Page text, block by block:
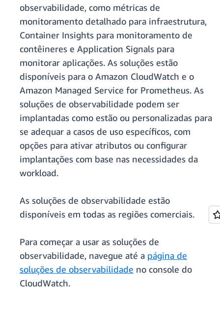
observabilidade, como métricas de
monitoramento detalhado para infraestrutura,
Container Insights para monitoramento de
contêineres e Application Signals para
monitorar aplicações. As soluções estão
disponíveis para o Amazon CloudWatch e o
Amazon Managed Service for Prometheus. As
soluções de observabilidade podem ser
implantadas como estão ou personalizadas para
se adequar a casos de uso específicos, com
opções para ativar atributos ou configurar
implantações com base nas necessidades da
workload.
As soluções de observabilidade estão
disponíveis em todas as regiões comerciais.
Para começar a usar as soluções de
observabilidade, navegue até a página de
soluções de observabilidade no console do
CloudWatch.